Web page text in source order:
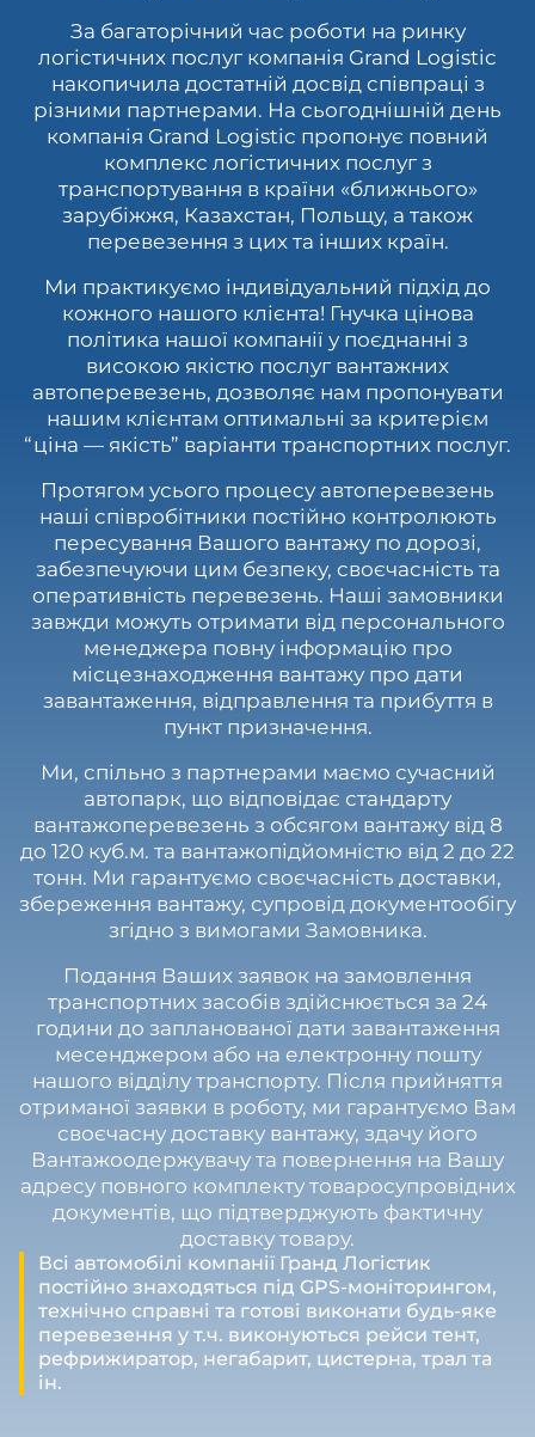
Всі автомобілі компанії Гранд Логістик
постійно знаходяться під GPS-моніторингом,
технічно справні та готові виконати будь-яке
перевезення у т.ч. виконуються рейси тент,
рефрижиратор, негабарит, цистерна, трал та
ін.
За багаторічний час роботи на ринку
логістичних послуг компанія Grand Logistic
накопичила достатній досвід співпраці з
різними партнерами. На сьогоднішній день
компанія Grand Logistic пропонує повний
комплекс логістичних послуг з
транспортування в країни «ближнього»
зарубіжжя, Казахстан, Польщу, а також
перевезення з цих та інших країн.
Ми практикуємо індивідуальний підхід до
кожного нашого клієнта! Гнучка цінова
політика нашої компанії у поєднанні з
високою якістю послуг вантажних
автоперевезень, дозволяє нам пропонувати
нашим клієнтам оптимальні за критерієм
“ціна — якість” варіанти транспортних послуг.
Протягом усього процесу автоперевезень
наші співробітники постійно контролюють
пересування Вашого вантажу по дорозі,
забезпечуючи цим безпеку, своєчасність та
оперативність перевезень. Наші замовники
завжди можуть отримати від персонального
менеджера повну інформацію про
місцезнаходження вантажу про дати
завантаження, відправлення та прибуття в
пункт призначення.
Ми, спільно з партнерами маємо сучасний
автопарк, що відповідає стандарту
вантажоперевезень з обсягом вантажу від 8
до 120 куб.м. та вантажопідйомністю від 2 до 22
тонн. Ми гарантуємо своєчасність доставки,
збереження вантажу, супровід документообігу
згідно з вимогами Замовника.
Подання Ваших заявок на замовлення
транспортних засобів здійснюється за 24
години до запланованої дати завантаження
месенджером або на електронну пошту
нашого відділу транспорту. Після прийняття
отриманої заявки в роботу, ми гарантуємо Вам
своєчасну доставку вантажу, здачу його
Вантажоодержувачу та повернення на Вашу
адресу повного комплекту товаросупровідних
документів, що підтверджують фактичну
доставку товару.